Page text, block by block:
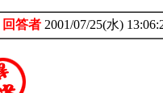
回答者2001/07/25(水)